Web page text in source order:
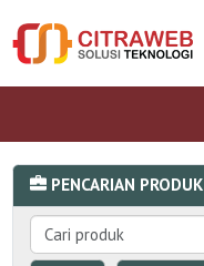
PENCARIAN PRODUK